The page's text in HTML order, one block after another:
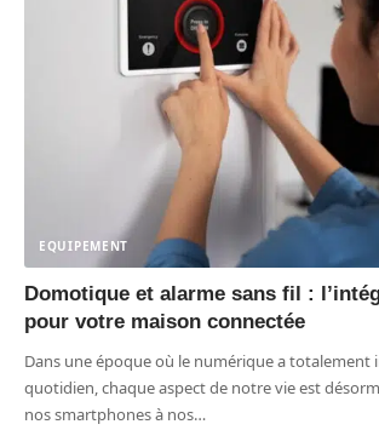
EQUIPEMENT
Domotique et alarme sans fil :
pour votre maison connectée
Dans une époque où le numérique a totalement
quotidien, chaque aspect de notre vie est
nos smartphones à nos…